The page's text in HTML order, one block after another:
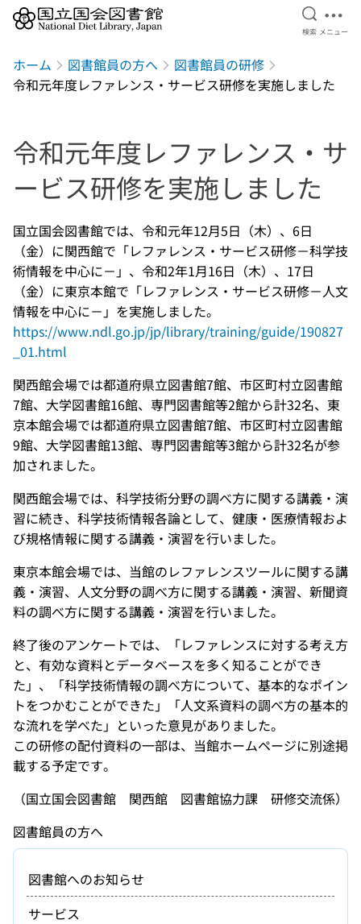
検索を
検索 メ
メニュー
ホーム 図書館員の方へ
図書館員の研修
令和元年度レファレンス・サービス研修を実施しました
令和元年度レファレンス・サ
ービス研修を実施しました
国立国会図書館では、令和元年12月5日（木）、6日
（金）に関西館で「レファレンス・サービス研修－科学技
術情報を中心に－」、令和2年1月16日（木）、17日
（金）に東京本館で「レファレンス・サービス研修－人文
情報を中心に－」を実施しました。
https://www.ndl.go.jp/jp/library/training/guide/190827
_01.html
関西館会場では都道府県立図書館7館、市区町村立図書館
7館、大学図書館16館、専門図書館等2館から計32名、東
京本館会場では都道府県立図書館7館、市区町村立図書館
9館、大学図書館13館、専門図書館等3館から計32名が参
加されました。
関西館会場では、科学技術分野の調べ方に関する講義・演
習に続き、科学技術情報各論として、健康・医療情報およ
び規格情報に関する講義・演習を行いました。
東京本館会場では、当館のレファレンスツールに関する講
義・演習、人文分野の調べ方に関する講義・演習、新聞資
料の調べ方に関する講義・演習を行いました。
終了後のアンケートでは、「レファレンスに対する考え方
と、有効な資料とデータベースを多く知ることができ
た」、「科学技術情報の調べ方について、基本的なポイン
トをつかむことができた」「人文系資料の調べ方の基本的
な流れを学べた」といった意見がありました。
この研修の配付資料の一部は、当館ホームページに別途掲
載する予定です。
（国立国会図書館 関西館 図書館協力課 研修交流係）
図書館員の方へ
図書館へのお知らせ
サービス